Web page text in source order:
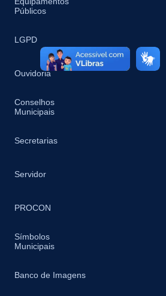
Públicos
LGPD
Ouvidoria
Conselhos
Municipais
Secretarias
Servidor
PROCON
Símbolos
Municipais
Banco de Imagens